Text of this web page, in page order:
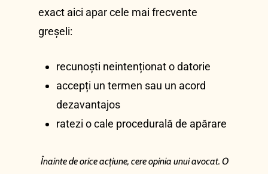
exact aici apar cele mai frecvente
greșeli:
recunoști neintenționat o datorie
accepți un termen sau un acord
dezavantajos
ratezi o cale procedurală de apărare
Înainte de orice acțiune, cere opinia unui avocat. O